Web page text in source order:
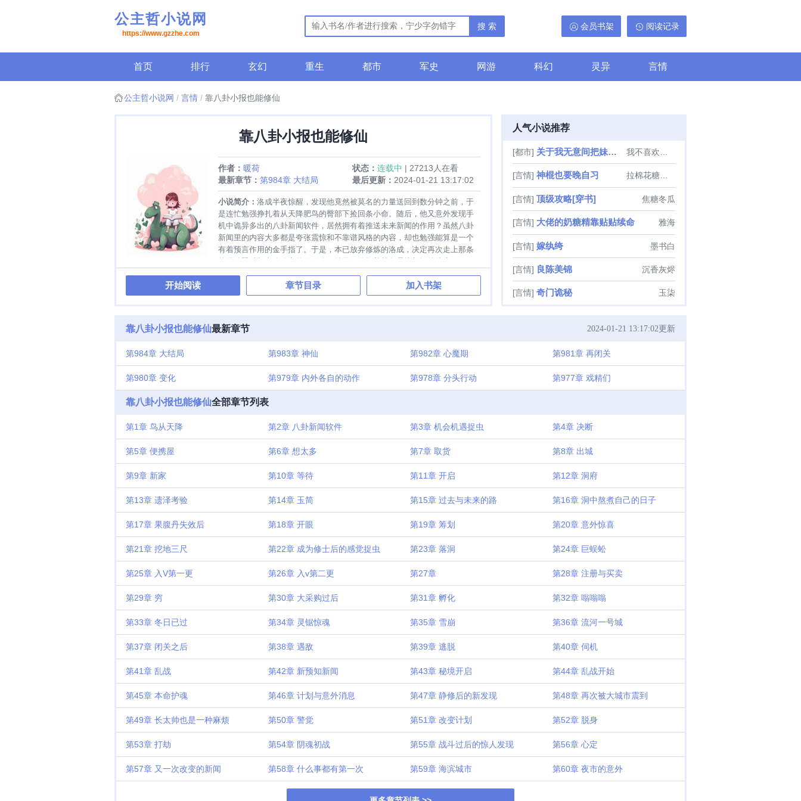
公主哲小说网
https://www.gzzhe.com
阅读记录
会员书架
搜 索
首页 排行 玄幻 重生 都市 军史 网游 科幻 灵异 言情
公主哲小说网 言情 靠八卦小报也能修仙
靠八卦小报也能修仙
作者： 暖荷 状态：连载中 | 27213人在看
最新章节： 第984章 大结局 最后更新： 2024-01-21 13:17:02
小说简介： 洛成半夜惊醒，发现他竟然被莫名的力量送回到数分钟之前，于
是连忙勉强挣扎着从天降肥鸟的臀部下捡回条小命。随后，他又意外发现手
机中诡异多出的八卦新闻软件，居然拥有着推送未来新闻的作用？虽然八卦
新闻里的内容大多都是夸张震惊和不靠谱风格的内容，却也勉强能算是一个
有着预言作用的金手指了。于是，本已放弃修炼的洛成，决定再次走上那条
小心收服到了一个鬼老攻睡得正香的某万年老鬼徐徐睁开双眼，以斜下四十
五度角向上仰望时，入目的是一双笔直修长的大长腿和那浑源诱人的弧度还
真是一觉睡醒就看到了好东西呢。1，灵气复苏梗2，外表冰山内心戏丰富受
一句话简介读八卦小报修正经的仙。立意努力，是资质平庸者想要成功的决
开始阅读 章节目录 加入书架
人气小说推荐
[都市] 关于我无意间把妹妹养成废人这事
[言情] 神棍也要晚自习 拉棉花糖的兔子
[言情] 顶级攻略[穿书] 焦糖冬瓜
[言情] 大佬的奶糖精靠贴贴续命 雅海
[言情] 嫁纨绔 墨书白
[言情] 良陈美锦 沉香灰烬
[言情] 奇门诡秘 玉柒
靠八卦小报也能修仙最新章节 2024-01-21 13:17:02更新
第984章 大结局 第983章 神仙 第982章 心魔期 第981章 再闭关
第980章 变化 第979章 内外各自的动作 第978章 分头行动 第977章 戏精们
靠八卦小报也能修仙全部章节列表
第1章 鸟从天降 第2章 八卦新闻软件 第3章 机会机遇捉虫 第4章 决断
第5章 便携屋 第6章 想太多 第7章 取货 第8章 出城
第9章 新家 第10章 等待 第11章 开启 第12章 洞府
第13章 遗泽考验 第14章 玉简 第15章 过去与未来的路 第16章 洞中熬煮自己的日子
第17章 果腹丹失效后 第18章 开眼 第19章 筹划 第20章 意外惊喜
第21章 挖地三尺 第22章 成为修士后的感觉捉虫 第23章 落洞 第24章 巨蜈蚣
第25章 入V第一更 第26章 入v第二更 第27章 第28章 注册与买卖
第29章 穷 第30章 大采购过后 第31章 孵化 第32章 嗡嗡嗡
第33章 冬日已过 第34章 灵锯惊魂 第35章 雪崩 第36章 流河一号城
第37章 闭关之后 第38章 遇敌 第39章 逃脱 第40章 伺机
第41章 乱战 第42章 新预知新闻 第43章 秘境开启 第44章 乱战开始
第45章 本命护魂 第46章 计划与意外消息 第47章 静修后的新发现 第48章 再次被大城市震到
第49章 长太帅也是一种麻烦 第50章 警觉 第51章 改变计划 第52章 脱身
第53章 打劫 第54章 阴魂初战 第55章 战斗过后的惊人发现 第56章 心定
第57章 又一次改变的新闻 第58章 什么事都有第一次 第59章 海滨城市 第60章 夜市的意外